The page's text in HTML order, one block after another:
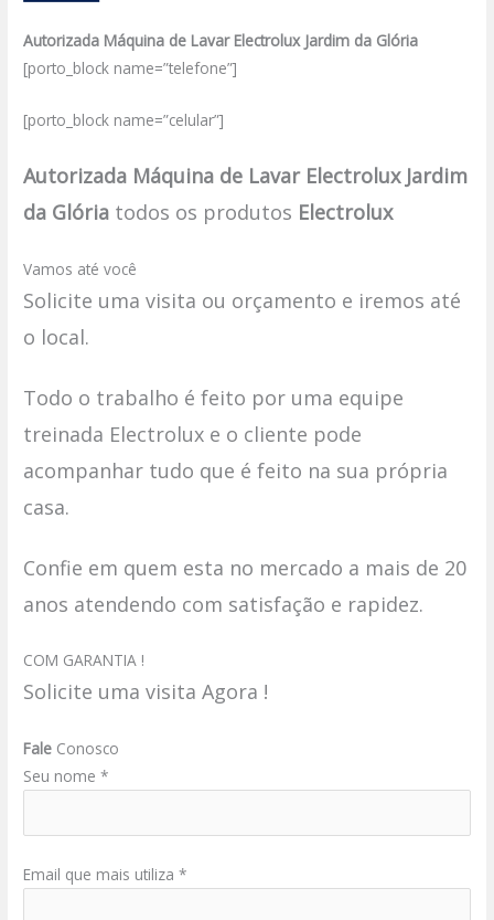
Autorizada Máquina de Lavar Electrolux Jardim da Glória
[porto_block name=”telefone”]
[porto_block name=”celular”]
Autorizada Máquina de Lavar Electrolux Jardim
da Glória todos os produtos Electrolux
Vamos até você
Solicite uma visita ou orçamento e iremos até
o local.
Todo o trabalho é feito por uma equipe
treinada Electrolux e o cliente pode
acompanhar tudo que é feito na sua própria
casa.
Confie em quem esta no mercado a mais de 20
anos atendendo com satisfação e rapidez.
COM GARANTIA !
Solicite uma visita Agora !
Fale Conosco
Seu nome *
Email que mais utiliza *